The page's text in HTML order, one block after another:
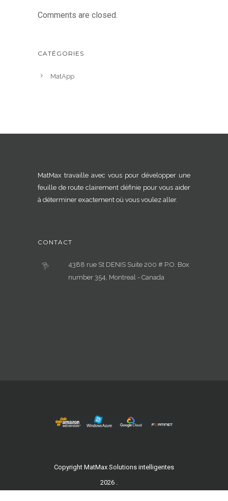
Comments are closed.
CATÉGORIES
MatApp
MatMax travaille avec vous pour développer une
feuille de route clairement définie pour vous aider
à déterminer exactement où vous voulez aller.
CONTACT
4388 rue St DENIS Suite 200 # P.O. Box
number 354, Montreal - Canada
Copyright MatMax Solutions intelligentes
2026 .